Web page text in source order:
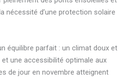
nécessité d’une protection solaire
équilibre parfait : un climat doux et
une accessibilité optimale aux
de jour en novembre atteignent